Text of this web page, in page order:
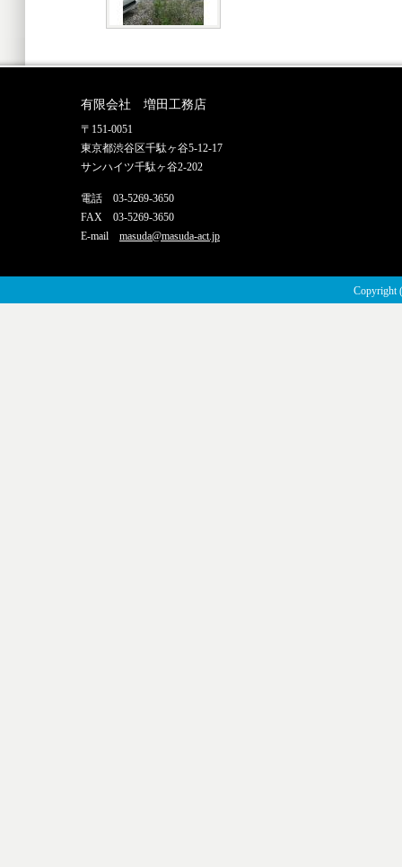
有限会社 増田工務店
〒151-0051
東京都渋谷区千駄ヶ谷5-12-17
サンハイツ千駄ヶ谷2-202
電話 03-5269-3650
FAX 03-5269-3650
E-mail masuda@masuda-act.jp
Copyright